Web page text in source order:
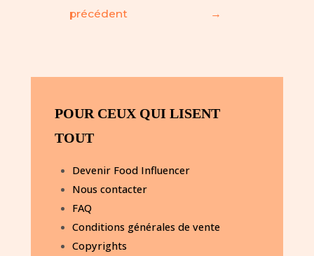
précédent
→
POUR CEUX QUI LISENT
TOUT
Devenir Food Influencer
Nous contacter
FAQ
Conditions générales de vente
Copyrights